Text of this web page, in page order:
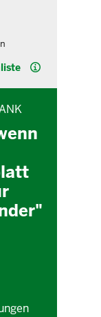
Hilfe